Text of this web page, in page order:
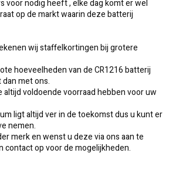
voor nodig heeft , elke dag komt er wel
op de markt waarin deze batterij
wij staffelkortingen bij grotere
hoeveelheden van de CR1216 batterij
met ons.
altijd voldoende voorraad hebben voor uw
ligt altijd ver in de toekomst dus u kunt er
nemen.
merk en wenst u deze via ons aan te
contact op voor de mogelijkheden.